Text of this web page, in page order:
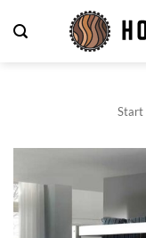
Inhalt
Start